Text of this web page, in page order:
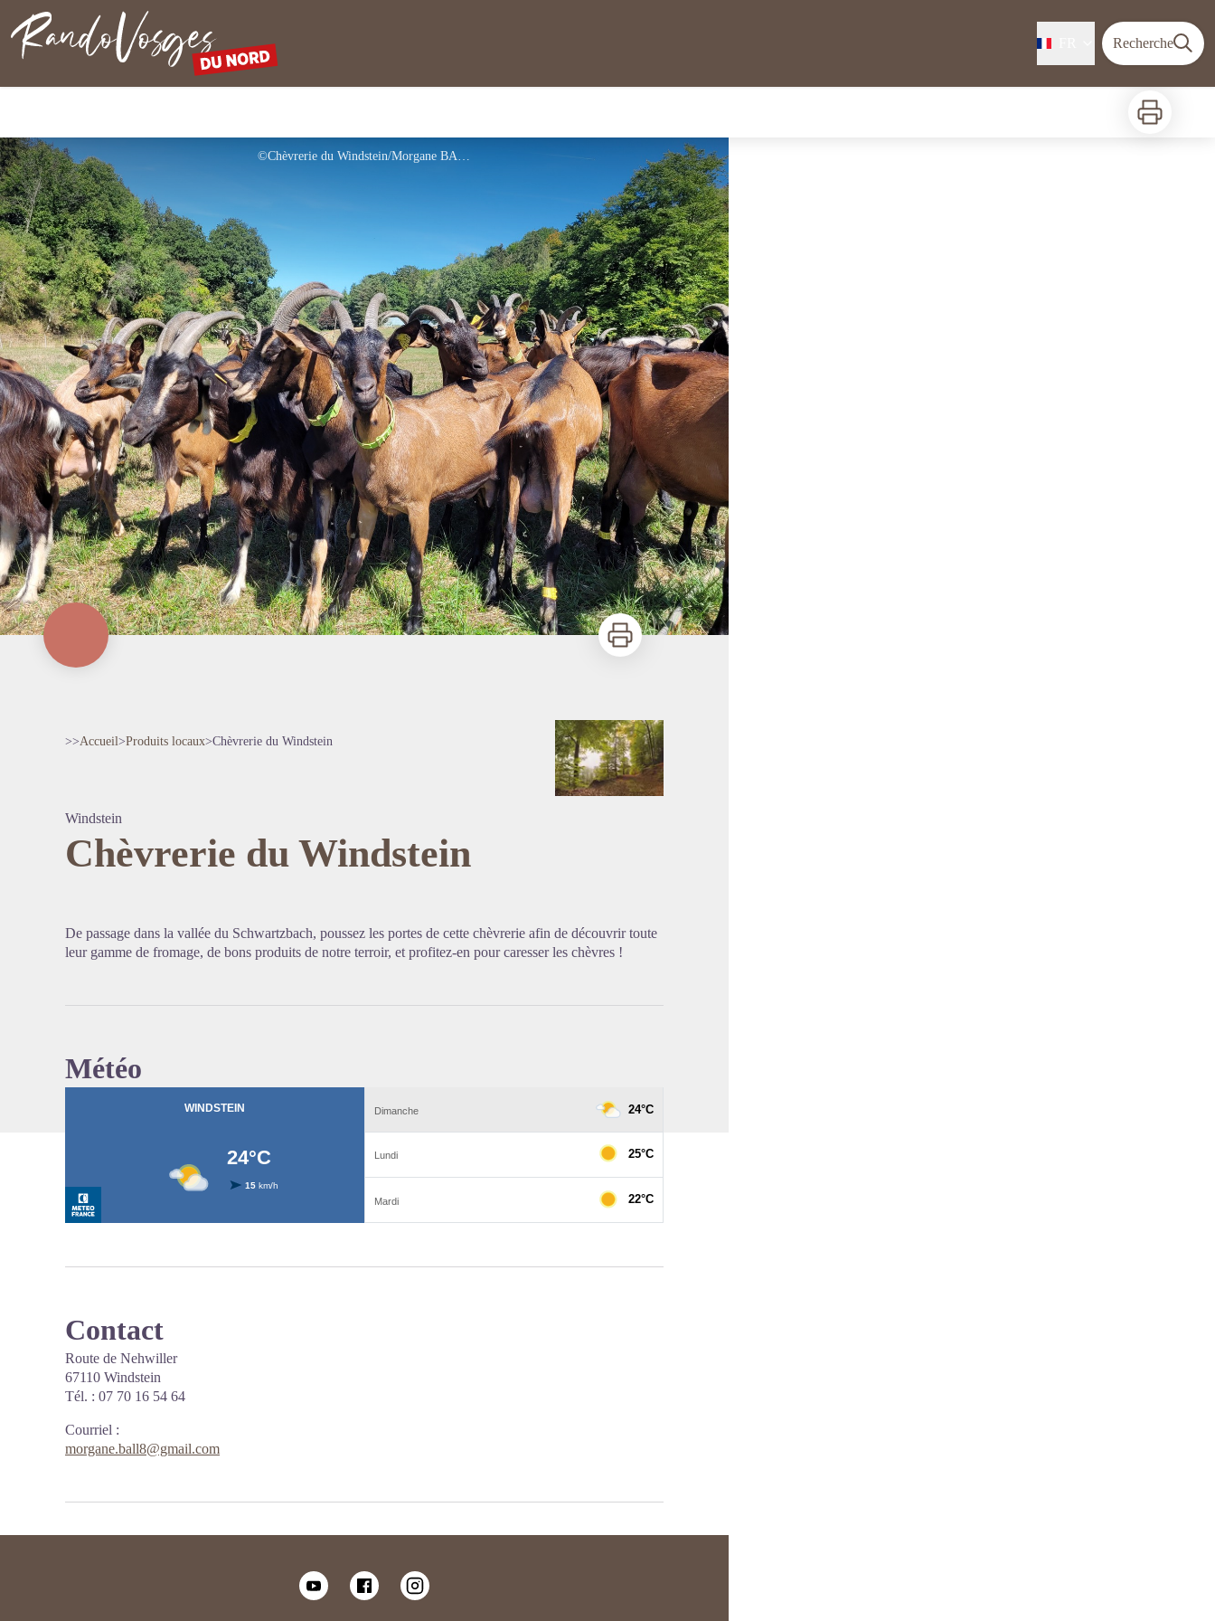
Rando Vosges du Nord Recherche
Imprimer
©Chèvrerie du Windstein/Morgane BALL
Imprimer
>>Accueil>Produits locaux>Chèvrerie du Windstein
Windstein
Chèvrerie du Windstein
De passage dans la vallée du Schwartzbach, poussez les portes de cette chèvrerie afin de découvrir toute
leur gamme de fromage, de bons produits de notre terroir, et profitez-en pour caresser les chèvres !
Météo
Contact
Route de Nehwiller
67110 Windstein
Tél. : 07 70 16 54 64
Courriel :
morgane.ball8@gmail.com